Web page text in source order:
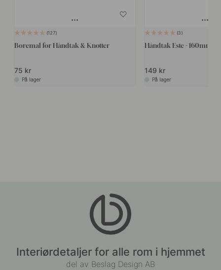
127
Boremal for Håndtak & Knotter
75 kr
På lager
3
Håndtak Este - 160mm -
149 kr
På lager
Interiørdetaljer for alle rom i hjemmet
del av Beslag Design AB